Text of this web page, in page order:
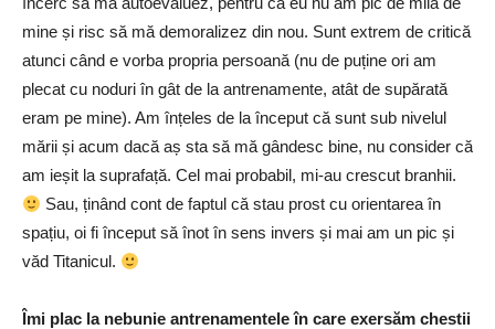
mine și risc să mă demoralizez din nou. Sunt extrem de critică
atunci când e vorba propria persoană (nu de puține ori am
plecat cu noduri în gât de la antrenamente, atât de supărată
eram pe mine). Am înțeles de la început că sunt sub nivelul
mării și acum dacă aș sta să mă gândesc bine, nu consider că
am ieșit la suprafață. Cel mai probabil, mi-au crescut branhii.
Sau, ținând cont de faptul că stau prost cu orientarea în
spațiu, oi fi început să înot în sens invers și mai am un pic și
văd Titanicul.
Îmi plac la nebunie antrenamentele în care exersăm chestii